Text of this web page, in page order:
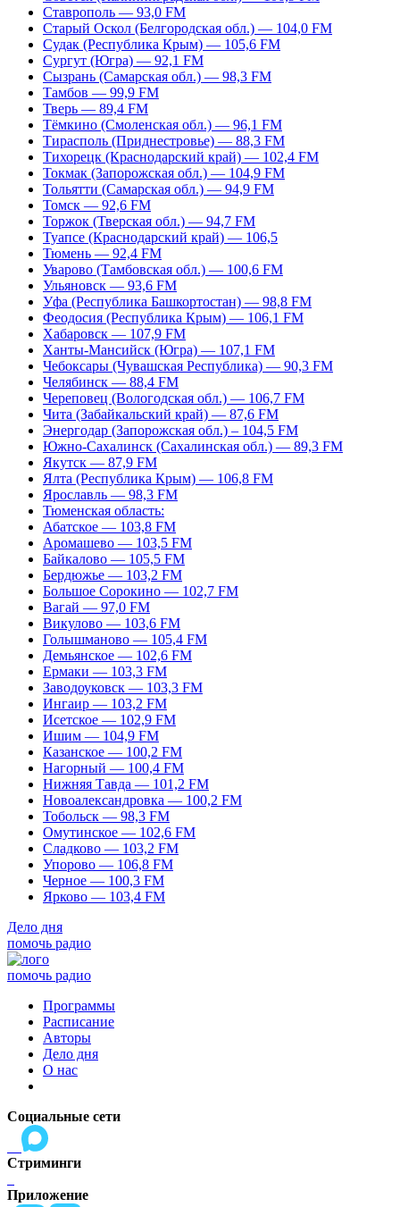
Ставрополь — 93,0 FM
Старый Оскол (Белгородская обл.) — 104,0 FM
Судак (Республика Крым) — 105,6 FM
Сургут (Югра) — 92,1 FM
Сызрань (Самарская обл.) — 98,3 FM
Тамбов — 99,9 FM
Тверь — 89,4 FM
Тёмкино (Смоленская обл.) — 96,1 FM
Тирасполь (Приднестровье) — 88,3 FM
Тихорецк (Краснодарский край) — 102,4 FM
Токмак (Запорожская обл.) — 104,9 FM
Тольятти (Самарская обл.) — 94,9 FM
Томск — 92,6 FM
Торжок (Тверская обл.) — 94,7 FM
Туапсе (Краснодарский край) — 106,5
Тюмень — 92,4 FM
Уварово (Тамбовская обл.) — 100,6 FM
Ульяновск — 93,6 FM
Уфа (Республика Башкортостан) — 98,8 FM
Феодосия (Республика Крым) — 106,1 FM
Хабаровск — 107,9 FM
Ханты-Мансийск (Югра) — 107,1 FM
Чебоксары (Чувашская Республика) — 90,3 FM
Челябинск — 88,4 FM
Череповец (Вологодская обл.) — 106,7 FM
Чита (Забайкальский край) — 87,6 FM
Энергодар (Запорожская обл.) – 104,5 FM
Южно-Сахалинск (Сахалинская обл.) — 89,3 FM
Якутск — 87,9 FM
Ялта (Республика Крым) — 106,8 FM
Ярославль — 98,3 FM
Тюменская область:
Абатское — 103,8 FM
Аромашево — 103,5 FM
Байкалово — 105,5 FM
Бердюжье — 103,2 FM
Большое Сорокино — 102,7 FM
Вагай — 97,0 FM
Викулово — 103,6 FM
Голышманово — 105,4 FM
Демьянское — 102,6 FM
Ермаки — 103,3 FM
Заводоуковск — 103,3 FM
Ингаир — 103,2 FM
Исетское — 102,9 FM
Ишим — 104,9 FM
Казанское — 100,2 FM
Нагорный — 100,4 FM
Нижняя Тавда — 101,2 FM
Новоалександровка — 100,2 FM
Тобольск — 98,3 FM
Омутинское — 102,6 FM
Сладково — 103,2 FM
Упорово — 106,8 FM
Черное — 100,3 FM
Ярково — 103,4 FM
Дело дня
помочь радио
помочь радио
Программы
Расписание
Авторы
Дело дня
О нас
Социальные сети
Стриминги
Приложение